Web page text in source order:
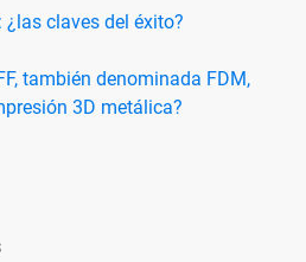
claves del éxito?
también denominada FDM,
3D metálica?